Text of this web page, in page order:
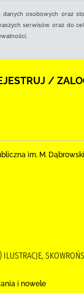
osobowych oraz
serwisów oraz do
/
im. M.
i nowele